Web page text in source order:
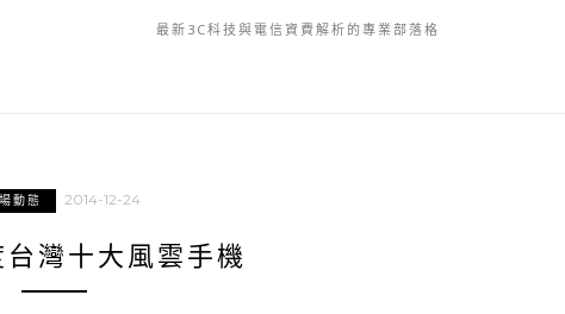
最新3C科技與電信資費解析的專業部落格
動態 2014-12-24
灣十大風雲手機